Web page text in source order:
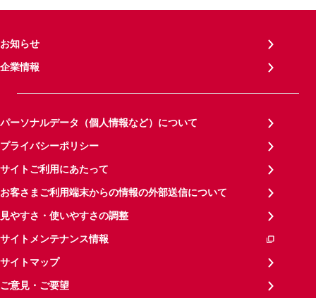
お知らせ
企業情報
パーソナルデータ（個人情報など）について
プライバシーポリシー
サイトご利用にあたって
お客さまご利用端末からの情報の外部送信について
見やすさ・使いやすさの調整
サイトメンテナンス情報
サイトマップ
ご意見・ご要望